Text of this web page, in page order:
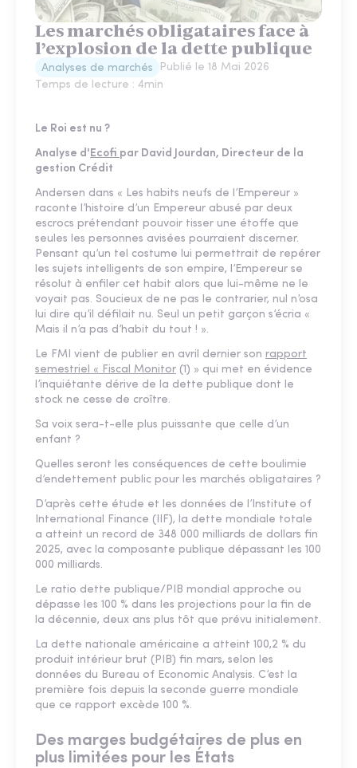
Les marchés obligataires face à
l’explosion de la dette publique
Analyses de marchés Publié le 18 Mai 2026
Temps de lecture : 4min
Le Roi est nu ?
Analyse d'Ecofi par David Jourdan, Directeur de la
gestion Crédit
Andersen dans « Les habits neufs de l’Empereur »
raconte l’histoire d’un Empereur abusé par deux
escrocs prétendant pouvoir tisser une étoffe que
seules les personnes avisées pourraient discerner.
Pensant qu’un tel costume lui permettrait de repérer
les sujets intelligents de son empire, l’Empereur se
résolut à enfiler cet habit alors que lui-même ne le
voyait pas. Soucieux de ne pas le contrarier, nul n’osa
lui dire qu’il défilait nu. Seul un petit garçon s’écria «
Mais il n’a pas d’habit du tout ! ».
Le FMI vient de publier en avril dernier son rapport
semestriel « Fiscal Monitor (1) » qui met en évidence
l’inquiétante dérive de la dette publique dont le
stock ne cesse de croître.
Sa voix sera-t-elle plus puissante que celle d’un
enfant ?
Quelles seront les conséquences de cette boulimie
d’endettement public pour les marchés obligataires ?
D’après cette étude et les données de l’Institute of
International Finance (IIF), la dette mondiale totale
a atteint un record de 348 000 milliards de dollars fin
2025, avec la composante publique dépassant les 100
000 milliards.
Le ratio dette publique/PIB mondial approche ou
dépasse les 100 % dans les projections pour la fin de
la décennie, deux ans plus tôt que prévu initialement.
La dette nationale américaine a atteint 100,2 % du
produit intérieur brut (PIB) fin mars, selon les
données du Bureau of Economic Analysis. C’est la
première fois depuis la seconde guerre mondiale
que ce rapport excède 100 %.
Des marges budgétaires de plus en
plus limitées pour les États